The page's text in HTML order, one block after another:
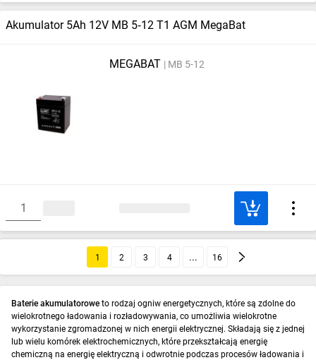
Akumulator 5Ah 12V MB 5‑12 T1 AGM MegaBat
MEGABAT MB 5-12
1 2 3 4 16
Baterie akumulatorowe to rodzaj ogniw energetycznych, które są zdolne do
wielokrotnego ładowania i rozładowywania, co umożliwia wielokrotne
wykorzystanie zgromadzonej w nich energii elektrycznej. Składają się z jednej
lub wielu komórek elektrochemicznych, które przekształcają energię
chemiczną na energię elektryczną i odwrotnie podczas procesów ładowania i